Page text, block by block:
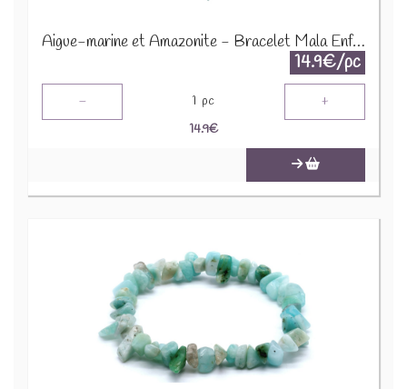
Aigue-marine et Amazonite - Bracelet Mala Enfant 68994
14.9€/pc
- 1 pc +
14.9€